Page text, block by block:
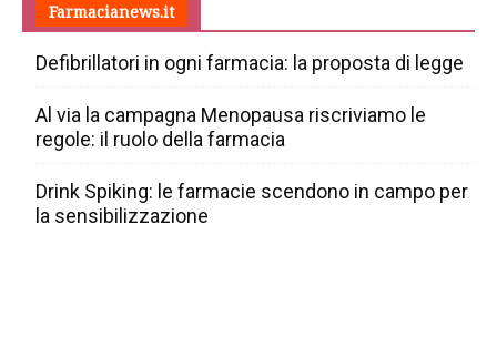
Farmacianews.it
Defibrillatori in ogni farmacia: la proposta di legge
Al via la campagna Menopausa riscriviamo le
regole: il ruolo della farmacia
Drink Spiking: le farmacie scendono in campo per
la sensibilizzazione